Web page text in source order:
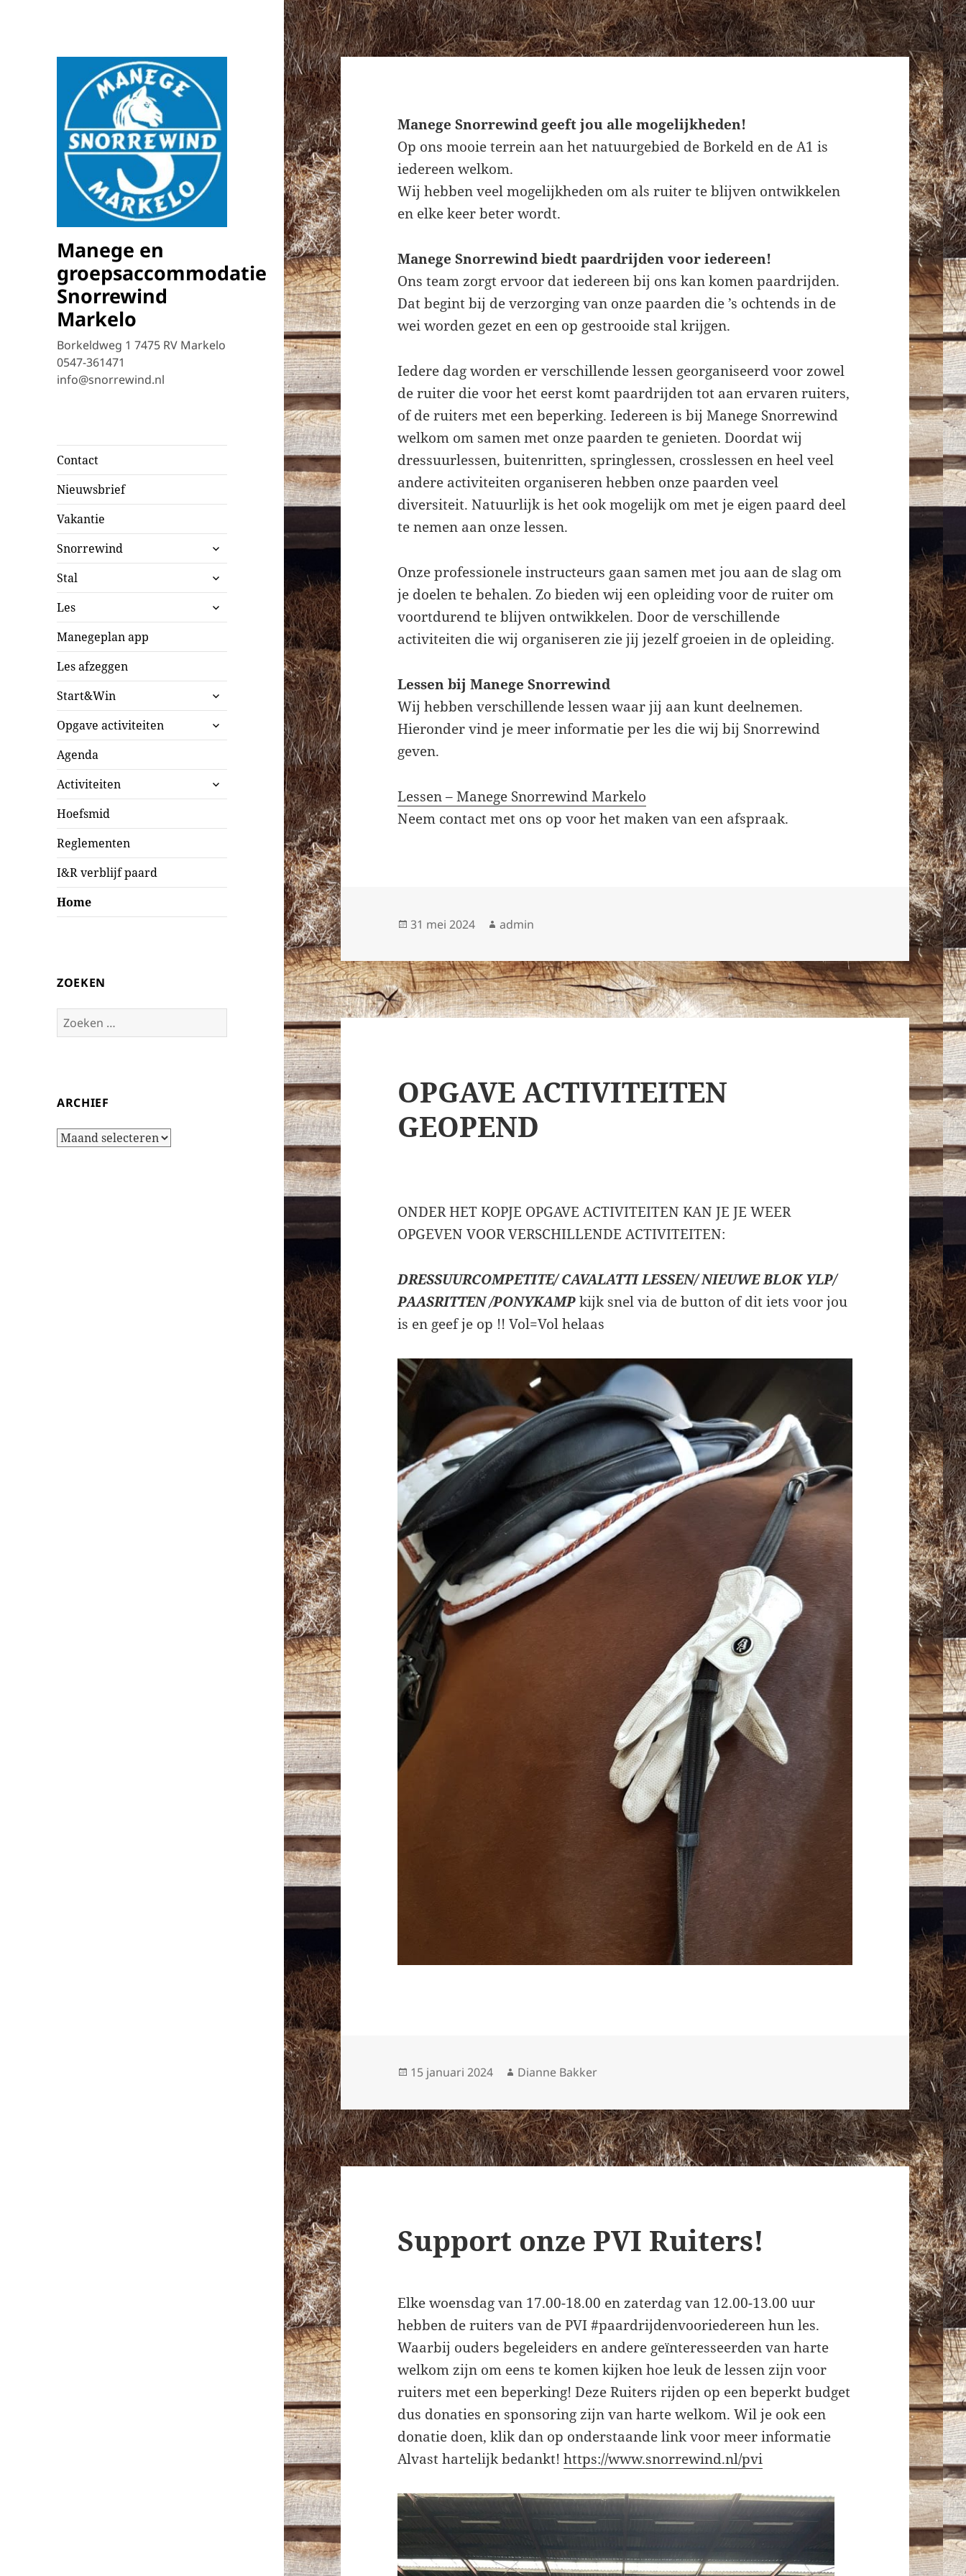
Manege en
groepsaccommodatie
Snorrewind
Markelo
Borkeldweg 1 7475 RV Markelo
0547-361471
info@snorrewind.nl
Contact
Nieuwsbrief
Vakantie
Snorrewind
submenu
uitvouwen
Stal
submenu
uitvouwen
Les
submenu
uitvouwen
Manegeplan app
Les afzeggen
Start&Win
submenu
uitvouwen
Opgave activiteiten
submenu
uitvouwen
Agenda
Activiteiten
submenu
uitvouwen
Hoefsmid
Reglementen
I&R verblijf paard
Home
ZOEKEN
Zoeken
naar:
ARCHIEF
Archief
Manege Snorrewind geeft jou alle mogelijkheden!
Op ons mooie terrein aan het natuurgebied de Borkeld en de A1 is
iedereen welkom.
Wij hebben veel mogelijkheden om als ruiter te blijven ontwikkelen
en elke keer beter wordt.
Manege Snorrewind biedt paardrijden voor iedereen!
Ons team zorgt ervoor dat iedereen bij ons kan komen paardrijden.
Dat begint bij de verzorging van onze paarden die ’s ochtends in de
wei worden gezet en een op gestrooide stal krijgen.
Iedere dag worden er verschillende lessen georganiseerd voor zowel
de ruiter die voor het eerst komt paardrijden tot aan ervaren ruiters,
of de ruiters met een beperking. Iedereen is bij Manege Snorrewind
welkom om samen met onze paarden te genieten. Doordat wij
dressuurlessen, buitenritten, springlessen, crosslessen en heel veel
andere activiteiten organiseren hebben onze paarden veel
diversiteit. Natuurlijk is het ook mogelijk om met je eigen paard deel
te nemen aan onze lessen.
Onze professionele instructeurs gaan samen met jou aan de slag om
je doelen te behalen. Zo bieden wij een opleiding voor de ruiter om
voortdurend te blijven ontwikkelen. Door de verschillende
activiteiten die wij organiseren zie jij jezelf groeien in de opleiding.
Lessen bij Manege Snorrewind
Wij hebben verschillende lessen waar jij aan kunt deelnemen.
Hieronder vind je meer informatie per les die wij bij Snorrewind
geven.
Lessen – Manege Snorrewind Markelo
Neem contact met ons op voor het maken van een afspraak.
Geplaatst
31 mei 2024 Auteur
admin
OPGAVE ACTIVITEITEN
GEOPEND
ONDER HET KOPJE OPGAVE ACTIVITEITEN KAN JE JE WEER
OPGEVEN VOOR VERSCHILLENDE ACTIVITEITEN:
DRESSUURCOMPETITE/ CAVALATTI LESSEN/ NIEUWE BLOK YLP/
PAASRITTEN /PONYKAMPkijk snel via de button of dit iets voor jou
is en geef je op !! Vol=Vol helaas
Geplaatst
15 januari 2024 Auteur
Dianne Bakker
Support onze PVI Ruiters!
Elke woensdag van 17.00-18.00 en zaterdag van 12.00-13.00 uur
hebben de ruiters van de PVI #paardrijdenvooriedereen hun les.
Waarbij ouders begeleiders en andere geïnteresseerden van harte
welkom zijn om eens te komen kijken hoe leuk de lessen zijn voor
ruiters met een beperking! Deze Ruiters rijden op een beperkt budget
dus donaties en sponsoring zijn van harte welkom. Wil je ook een
donatie doen, klik dan op onderstaande link voor meer informatie
Alvast hartelijk bedankt!https://www.snorrewind.nl/pvi